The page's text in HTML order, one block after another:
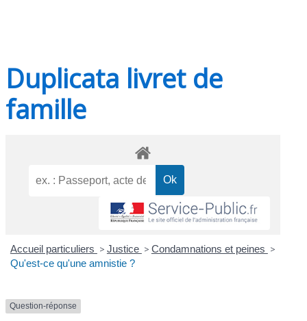
Duplicata livret de
famille
Accueil particuliers > Justice > Condamnations et peines >
Qu'est-ce qu'une amnistie ?
Question-réponse